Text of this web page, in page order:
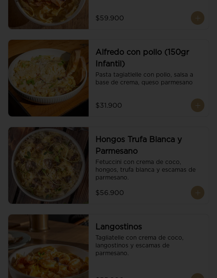
$59.900
Alfredo con pollo (150gr
Infantil)
Pasta tagiatlelle con pollo, salsa a
base de crema, queso parmesano
$31.900
Hongos Trufa Blanca y
Parmesano
Fetuccini con crema de coco,
hongos, trufa blanca y escamas de
parmesano.
$56.900
Langostinos
Tagliatelle con crema de coco,
langostinos y escamas de
parmesano.